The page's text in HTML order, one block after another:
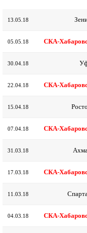
13.05.18
05.05.18 СКА-
30.04.18
22.04.18 СКА-
15.04.18
07.04.18 СКА-
31.03.18
17.03.18 СКА-
11.03.18
04.03.18 СКА-